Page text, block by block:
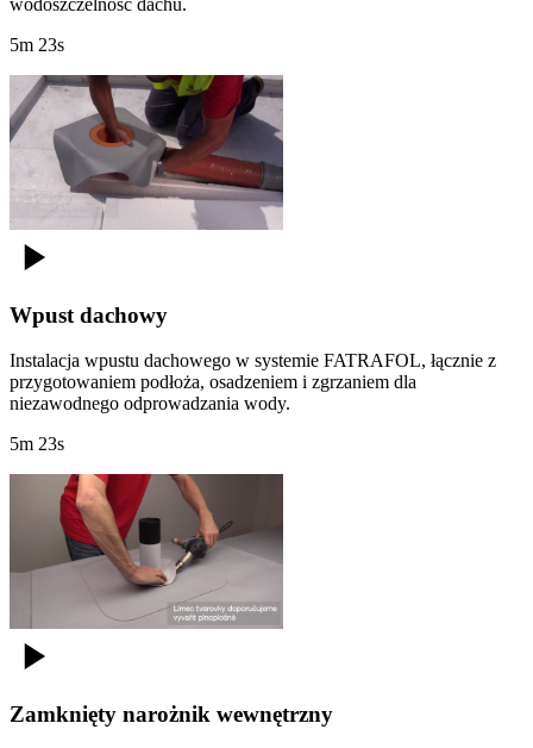
wodoszczelność dachu.
5m 23s
Wpust dachowy
Instalacja wpustu dachowego w systemie FATRAFOL, łącznie z
przygotowaniem podłoża, osadzeniem i zgrzaniem dla
niezawodnego odprowadzania wody.
5m 23s
Zamknięty narożnik wewnętrzny